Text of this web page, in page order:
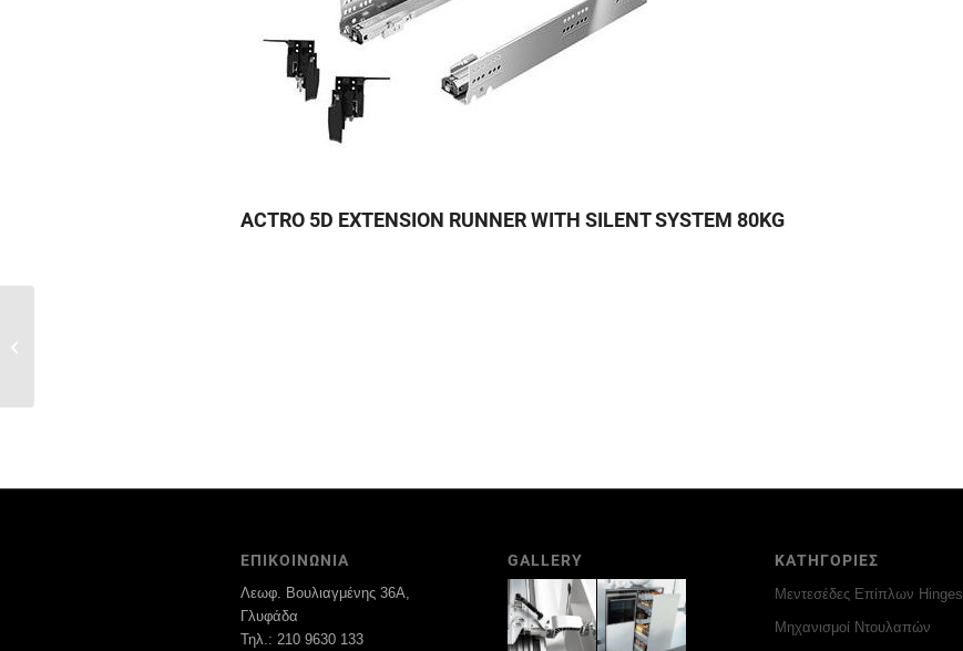
ACTRO 5D EXTENSION RUNNER WITH SILENT SYSTEM 80KG
ΕΠΙΚΟΙΝΩΝΙΑ
Λεωφ. Βουλιαγμένης 36Α,
Γλυφάδα
Τηλ.: 210 9630 133
GALLERY ΚΑΤΗΓΟΡΙΕΣ
Μεντεσέδες Επίπλων Hinges
Μηχανισμοί Ντουλαπών